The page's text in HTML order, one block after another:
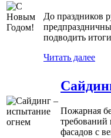
До праздников
подводить
Читать далее
Пожарная
требований
фасадов с